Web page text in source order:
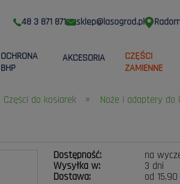
48 3 871 871 sklep@lasogrod.pl
OCHRONA
BHP
AKCESORIA
CZĘŚCI
ZAMIENNE
Części do kosiarek » Noże i adaptery do
Dostępność:
na
Wysyłka w:
3 dni
Dostawa:
od 15,90